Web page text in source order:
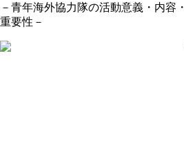
－青年海外協力隊の活動意義・内容・
重要性－